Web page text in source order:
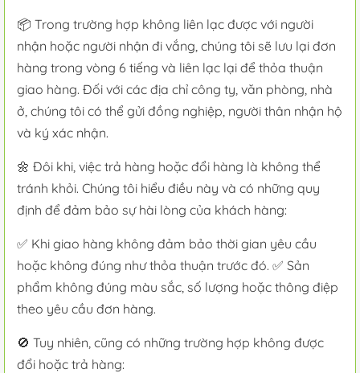
📦 Trong trường hợp không liên lạc được với người
nhận hoặc người nhận đi vắng, chúng tôi sẽ lưu lại đơn
hàng trong vòng 6 tiếng và liên lạc lại để thỏa thuận
giao hàng. Đối với các địa chỉ công ty, văn phòng, nhà
ở, chúng tôi có thể gửi đồng nghiệp, người thân nhận hộ
và ký xác nhận.
🌼 Đôi khi, việc trả hàng hoặc đổi hàng là không thể
tránh khỏi. Chúng tôi hiểu điều này và có những quy
định để đảm bảo sự hài lòng của khách hàng:
✅ Khi giao hàng không đảm bảo thời gian yêu cầu
hoặc không đúng như thỏa thuận trước đó. ✅ Sản
phẩm không đúng màu sắc, số lượng hoặc thông điệp
theo yêu cầu đơn hàng.
🚫 Tuy nhiên, cũng có những trường hợp không được
đổi hoặc trả hàng: